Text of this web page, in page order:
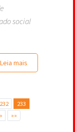
social
Leia mais
232
233
» »»